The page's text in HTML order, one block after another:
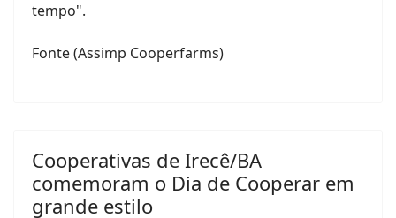
tempo".
Fonte (Assimp Cooperfarms)
Cooperativas de Irecê/BA
comemoram o Dia de Cooperar em
grande estilo